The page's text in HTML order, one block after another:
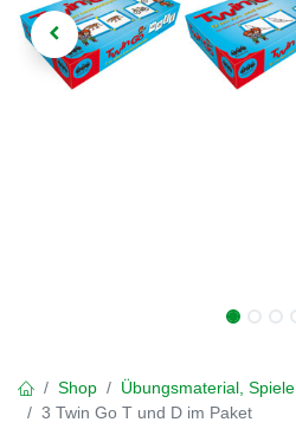
Shop
Übungsmaterial, Spiele
3 Twin Go T und D im Paket